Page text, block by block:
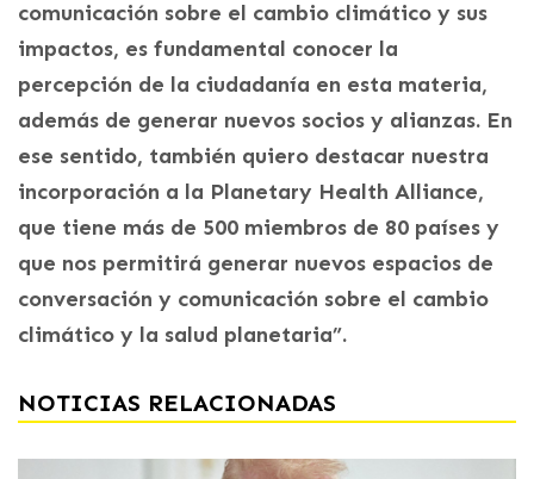
comunicación sobre el cambio climático y sus
impactos, es fundamental conocer la
percepción de la ciudadanía en esta materia,
además de generar nuevos socios y alianzas. En
ese sentido, también quiero destacar nuestra
incorporación a la Planetary Health Alliance,
que tiene más de 500 miembros de 80 países y
que nos permitirá generar nuevos espacios de
conversación y comunicación sobre el cambio
climático y la salud planetaria”.
NOTICIAS RELACIONADAS